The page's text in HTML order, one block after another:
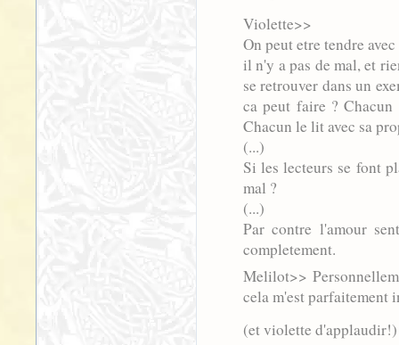
Violette>>
On peut etre tendre
il n'y a pas de mal, et
se retrouver dans un
ca peut faire ?
Chacun le lit avec sa
(...)
Si les lecteurs se font
mal ?
(...)
Par contre l'amour
completement.
Melilot>>
cela m'est parfaitement
(et violette d'applaudir!)